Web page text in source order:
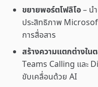
ขยายพอร์ตโฟลิโอ– น
ประสิทธิภาพ
การสื่อสาร
สร้างความแตกต่างใน
Teams Calling และ
ขับเคลื่อนด้วย AI